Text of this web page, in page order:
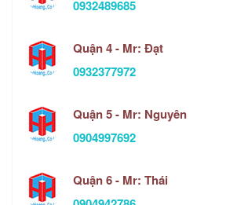
0932489685
Quận 4 - Mr: Đạt
0932377972
Quận 5 - Mr: Nguyên
0904997692
Quận 6 - Mr: Thái